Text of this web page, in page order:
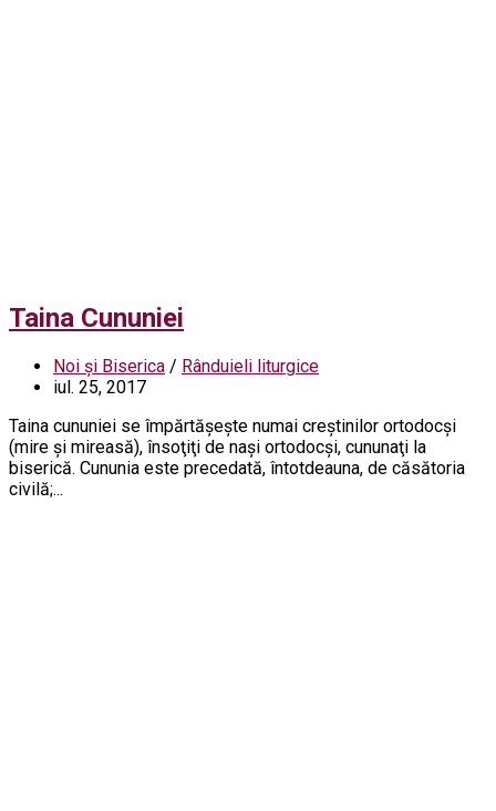
Taina Cununiei
Noi și Biserica / Rânduieli liturgice
iul. 25, 2017
Taina cununiei se împărtăşeşte numai creştinilor ortodocşi
(mire şi mireasă), însoţiţi de naşi ortodocşi, cununaţi la
biserică. Cununia este precedată, întotdeauna, de căsătoria
civilă;...